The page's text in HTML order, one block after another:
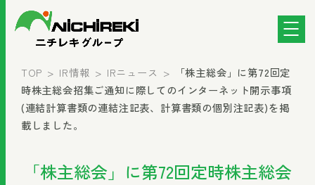
TOP IR情報 IRニュース
「株主総会」に第72回定
時株主総会招集ご通知に際してのインターネット開示事項
(連結計算書類の連結注記表、計算書類の個別注記表)を掲
載しました。
「株主総会」に第72回定時株主総会